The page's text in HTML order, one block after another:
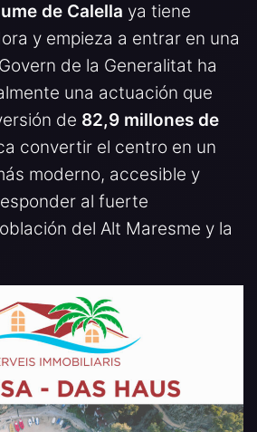
de Calella ya tiene
y empieza a entrar en una
de la Generalitat ha
una actuación que
de 82,9 millones de
convertir el centro en un
moderno, accesible y
al fuerte
del Alt Maresme y la